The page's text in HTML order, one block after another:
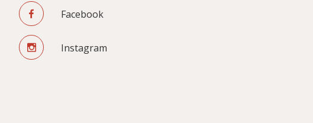
Facebook
Instagram